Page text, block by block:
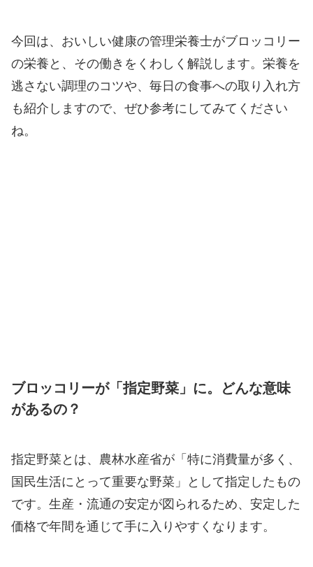
今回は、おいしい健康の管理栄養士がブロッコリー
の栄養と、その働きをくわしく解説します。栄養を
逃さない調理のコツや、毎日の食事への取り入れ方
も紹介しますので、ぜひ参考にしてみてください
ね。
ブロッコリーが「指定野菜」に。どんな意味
があるの？
指定野菜とは、農林水産省が「特に消費量が多く、
国民生活にとって重要な野菜」として指定したもの
です。生産・流通の安定が図られるため、安定した
価格で年間を通じて手に入りやすくなります。